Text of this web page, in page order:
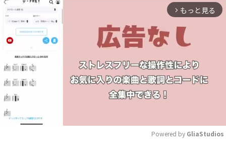
arrow_forward_ios もっと見る
Powered by GliaStudios